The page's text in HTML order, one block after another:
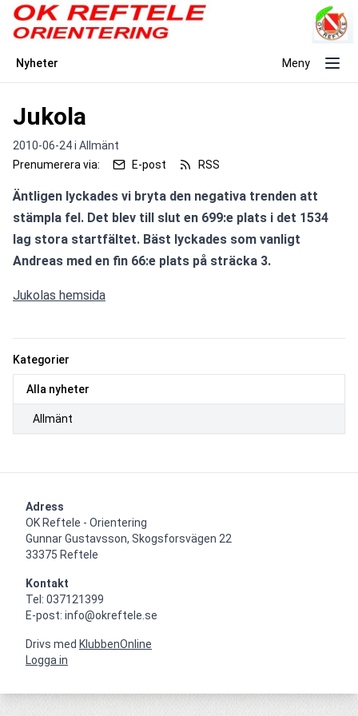
Nyheter Meny
Kategorier
Alla nyheter
Allmänt
Jukola
2010-06-24 i Allmänt
Prenumerera via:
E-post RSS
Äntligen lyckades vi bryta den negativa trenden att
stämpla fel. Det blev till slut en 699:e plats i det 1534
lag stora startfältet. Bäst lyckades som vanligt
Andreas med en fin 66:e plats på sträcka 3.
Jukolas hemsida
Adress
OK Reftele - Orientering
Gunnar Gustavsson, Skogsforsvägen 22
33375 Reftele
Kontakt
Tel: 037121399
E-post: info@okreftele.se
Drivs med KlubbenOnline
Logga in